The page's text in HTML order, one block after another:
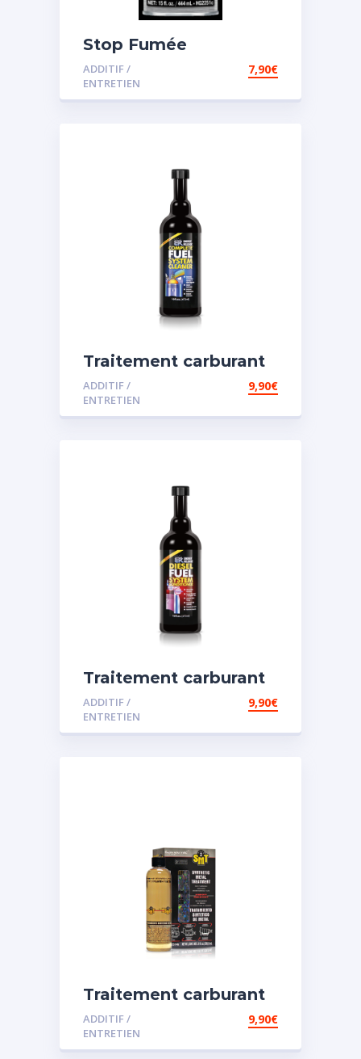
Stop Fumée
ADDITIF /
ENTRETIEN
7,90€
Traitement carburant
diesel et essence
ADDITIF /
ENTRETIEN
9,90€
Traitement carburant
spécial diesel
ADDITIF /
ENTRETIEN
9,90€
Traitement carburant
spécial essence
ADDITIF /
ENTRETIEN
9,90€